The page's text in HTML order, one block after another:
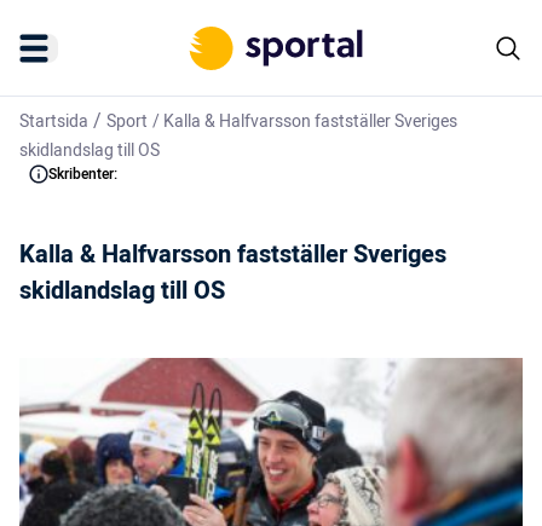
Startsida / Sport /Kalla & Halfvarsson fastställer Sveriges
skidlandslag till OS
Skribenter:
Kalla & Halfvarsson fastställer Sveriges
skidlandslag till OS